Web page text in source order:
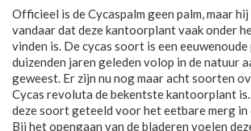
Officieel is de Cycaspalm geen palm, maar
vandaar dat deze kantoorplant vaak onder
vinden is. De cycas soort is een
duizenden jaren geleden volop in de natuur
geweest. Er zijn nu nog maar acht soorten
Cycas revoluta de bekentste kantoorplant
deze soort geteeld voor het eetbare merg in
Bij het opengaan van de bladeren voelen